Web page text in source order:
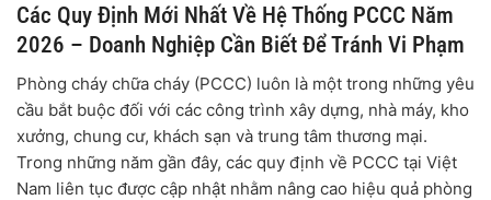
Các Quy Định Mới Nhất Về Hệ Thống PCCC Năm
2026 – Doanh Nghiệp Cần Biết Để Tránh Vi Phạm
Phòng cháy chữa cháy (PCCC) luôn là một trong những yêu
cầu bắt buộc đối với các công trình xây dựng, nhà máy, kho
xưởng, chung cư, khách sạn và trung tâm thương mại.
Trong những năm gần đây, các quy định về PCCC tại Việt
Nam liên tục được cập nhật nhằm nâng cao hiệu quả phòng